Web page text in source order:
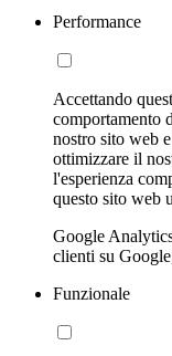
Performance
Accettando
comportamento
nostro sito web
ottimizzare il
l'esperienza
questo sito web
Google
clienti su
Funzionale